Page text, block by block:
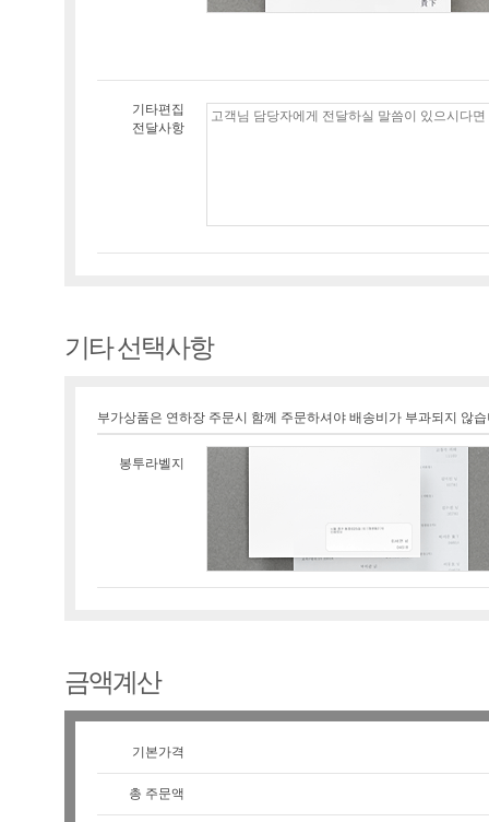
기타편집
전달사항
기타 선택사항
부가상품은 연하장 주문시 함께 주문하셔야 배송비가 부과되지 않
봉투라벨지
금액계산
기본가격
총 주문액